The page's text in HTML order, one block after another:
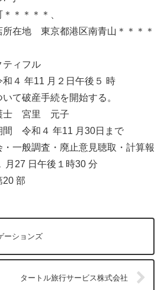
＊＊＊＊、
在地 東京都港区南青山＊＊＊＊
ィフル
４ 年11 月２日午後５ 時
て破産手続を開始する。
士 宮里 元子
令和４ 年11 月30日まで
一般調査・廃止意見聴取・計算報
27 日午後１時30 分
20 部
ーションズ
タートル旅行サービス株式会社